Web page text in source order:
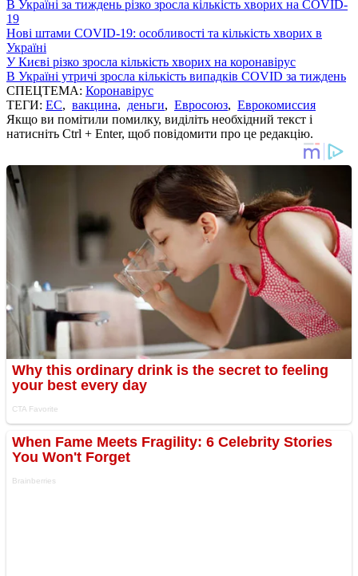
В Україні за тиждень різко зросла кількість хворих на COVID-
19
Нові штами COVID-19: особливості та кількість хворих в
Україні
У Києві різко зросла кількість хворих на коронавірус
В Україні утричі зросла кількість випадків COVID за тиждень
СПЕЦТЕМА: Коронавірус
ТЕГИ: ЕС, вакцина, деньги, Евросоюз, Еврокомиссия
Якщо ви помітили помилку, виділіть необхідний текст і
натисніть Ctrl + Enter, щоб повідомити про це редакцію.